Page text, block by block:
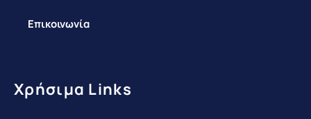
Επικοινωνία
Χρήσιμα Links